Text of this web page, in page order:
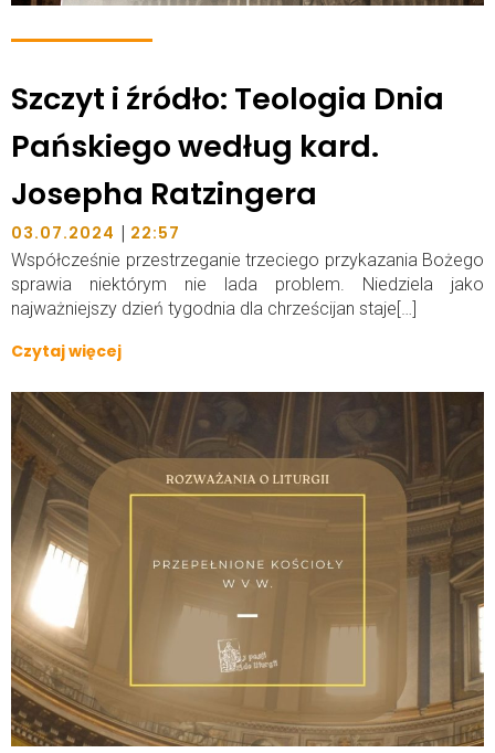
Szczyt i źródło: Teologia Dnia
Pańskiego według kard.
Josepha Ratzingera
03.07.2024 | 22:57
Współcześnie przestrzeganie trzeciego przykazania Bożego
sprawia niektórym nie lada problem. Niedziela jako
najważniejszy dzień tygodnia dla chrześcijan staje[…]
Czytaj więcej